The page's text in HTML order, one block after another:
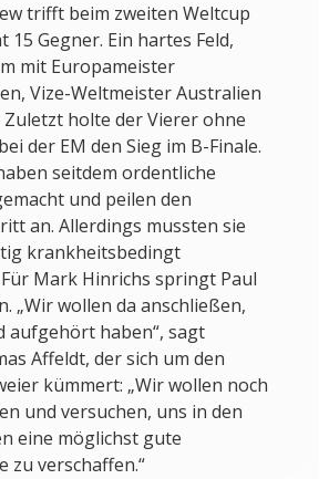
trifft beim zweiten Weltcup
15 Gegner. Ein hartes Feld,
mit Europameister
Vize-Weltmeister Australien
Zuletzt holte der Vierer ohne
der EM den Sieg im B-Finale.
seitdem ordentliche
und peilen den
an. Allerdings mussten sie
krankheitsbedingt
Mark Hinrichs springt Paul
„Wir wollen da anschließen,
aufgehört haben“, sagt
Affeldt, der sich um den
kümmert: „Wir wollen noch
und versuchen, uns in den
eine möglichst gute
zu verschaffen.“